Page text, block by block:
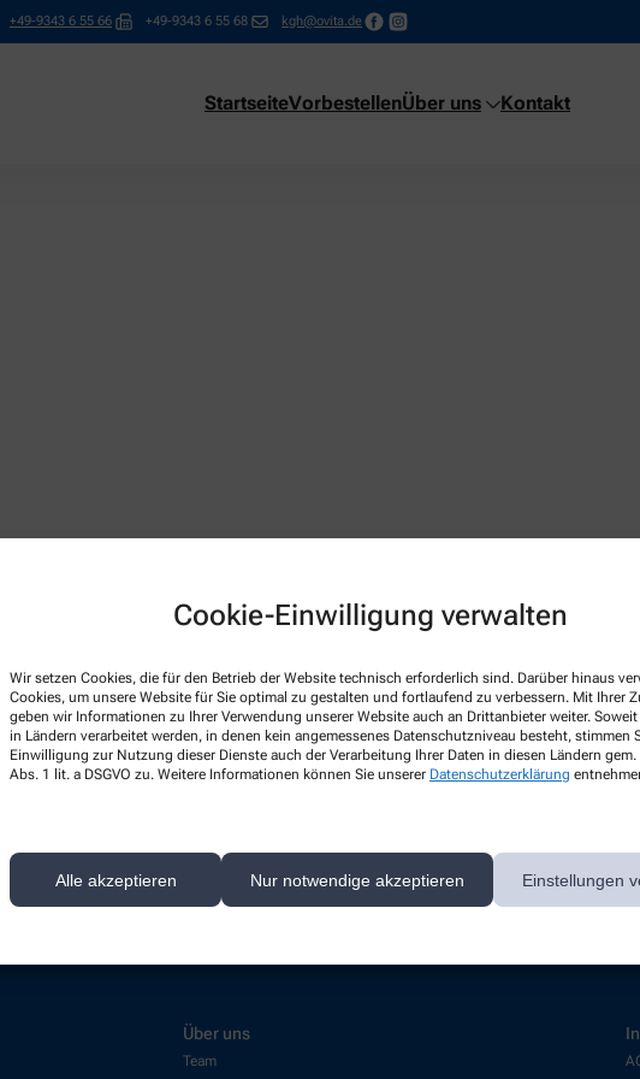
Cookie-Einwilligung verwalten
Wir setzen Cookies, die für den Betrieb der Website technisch erforderlich sind. Darüber hinaus
Cookies, um unsere Website für Sie optimal zu gestalten und fortlaufend zu verbessern. Mit Ihrer
geben wir Informationen zu Ihrer Verwendung unserer Website auch an Drittanbieter weiter. Soweit
in Ländern verarbeitet werden, in denen kein angemessenes Datenschutzniveau besteht, stimmen
Einwilligung zur Nutzung dieser Dienste auch der Verarbeitung Ihrer Daten in diesen Ländern
Abs. 1 lit. a DSGVO zu. Weitere Informationen können Sie unserer Datenschutzerklärung
Alle akzeptieren Nur notwendige akzeptieren Einstellungen
+49-9343 6 55 66 +49-9343 6 55 68 kgh@ovita.de
StartseiteVorbestellenÜber uns Kontakt
Hier gibt es aktuell nichts Neues. Bitte schauen Sie später wieder
Über uns
Team